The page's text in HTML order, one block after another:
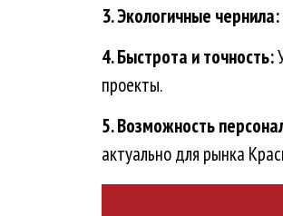
3. Экологичные чернила:
4. Быстрота и точность:
проекты.
5. Возможность
актуально для рынка